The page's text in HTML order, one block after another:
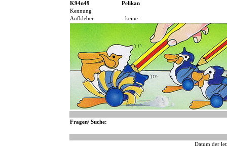
K94n49
Pelikan
Kennung
Aufkleber
- keine -
Fragen/ Suche:
Datum der